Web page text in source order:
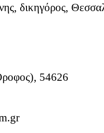
δικηγόρος,
54626